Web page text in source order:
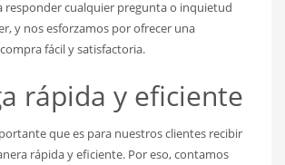
responder cualquier pregunta o inquietud
y nos esforzamos por ofrecer una
fácil y satisfactoria.
rápida y eficiente
que es para nuestros clientes recibir
rápida y eficiente. Por eso, contamos